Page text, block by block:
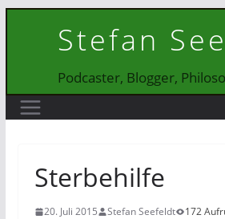
Stefan
Podcaster, Blogger,
Sterbehilfe
20. Juli 2015 Stefan Seefeldt 172